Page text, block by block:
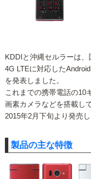
KDDIと沖縄セルラーは
4G LTEに対応した
を発表しました。
これまでの携帯電話の10
画素カメラなどを搭載し
2015年2月下旬より発売し
製品の主な特徴